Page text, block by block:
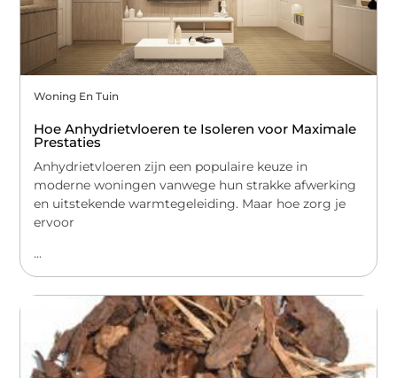
Woning En Tuin
Hoe Anhydrietvloeren te Isoleren voor Maximale
Prestaties
Anhydrietvloeren zijn een populaire keuze in
moderne woningen vanwege hun strakke afwerking
en uitstekende warmtegeleiding. Maar hoe zorg je
ervoor
...